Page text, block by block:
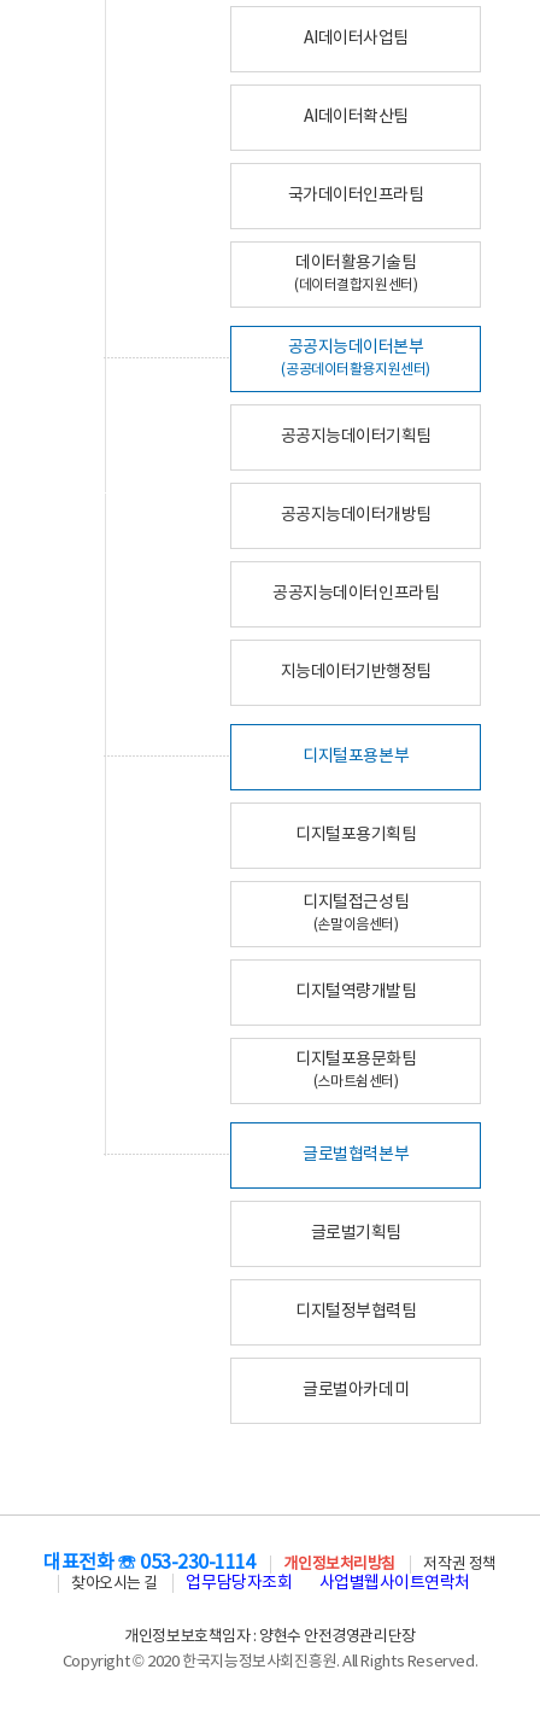
AI데이터사업팀
AI데이터확산팀
국가데이터인프라팀
데이터활용기술팀
(데이터결합지원센터)
공공지능데이터본부
(공공데이터활용지원센터)
공공지능데이터기획팀
공공지능데이터개방팀
공공지능데이터인프라팀
지능데이터기반행정팀
디지털포용본부
디지털포용기획팀
디지털접근성팀
(손말이음센터)
디지털역량개발팀
디지털포용문화팀
(스마트쉼센터)
글로벌협력본부
글로벌기획팀
디지털정부협력팀
글로벌아카데미
대표전화 ☏ 053-230-1114 개인정보처리방침
저작권 정책
찾아오시는 길
업무담당자조회 사업별웹사이트연락처
개인정보보호책임자 : 양현수 안전경영관리단장
Copyright © 2020 한국지능정보사회진흥원. All Rights Reserved.